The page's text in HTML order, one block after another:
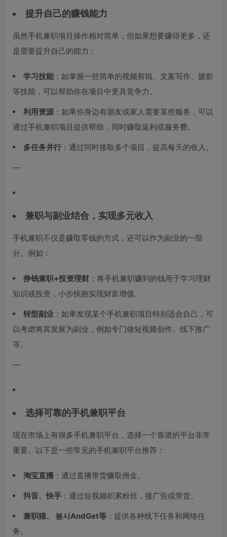
提升自己的赚钱能力
虽然手机兼职项目操作相对简单，但如果想要赚得更多，还
是需要提升自己的能力：
学习技能 ：如掌握一些简单的视频剪辑、文案写作、摄影
等技能，可以帮助你在项目中更具竞争力。
利用资源：如果你身边有朋友或家人需要某些服务，可以
通过手机兼职项目提供帮助，同时赚取返利或服务费。
多任务并行 ：通过同时接取多个项目，提高每天的收入。
—
兼职与副业结合，实现多元收入
手机兼职不仅是赚取零钱的方式，还可以作为副业的一部
分。例如：
挣钱兼职+投资理财 ：将手机兼职赚到的钱用于学习理财
知识或投资，小步快跑实现财富增值。
转型副业 ：如果发现某个手机兼职项目特别适合自己，可
以考虑将其发展为副业，例如专门做短视频创作、线下推广
等。
—
选择可靠的手机兼职平台
现在市场上有很多手机兼职平台，选择一个靠谱的平台非常
重要。以下是一些常见的手机兼职平台推荐：
淘宝直播 ：通过直播带货赚取佣金。
抖音、快手 ：通过短视频积累粉丝，接广告或带货。
兼职猫、 봉사AndGet等 ：提供各种线下任务和网络任
务。